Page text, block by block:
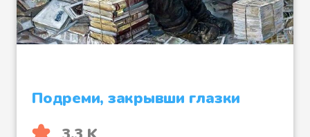
Подреми, закрывши глазки